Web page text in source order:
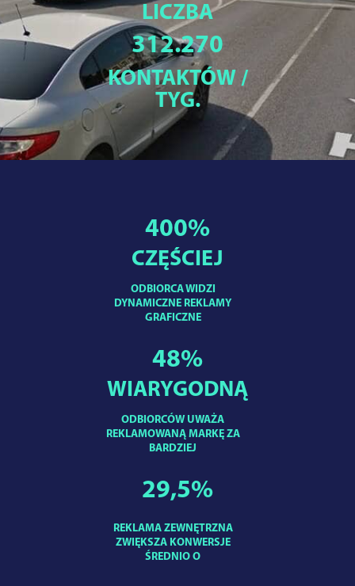
LICZBA
312.270
KONTAKTÓW /
TYG.
ODBIORCA WIDZI
DYNAMICZNE REKLAMY
GRAFICZNE
400%
CZĘŚCIEJ
ODBIORCÓW UWAŻA
REKLAMOWANĄ MARKĘ ZA
BARDZIEJ
48%
WIARYGODNĄ
REKLAMA ZEWNĘTRZNA
ZWIĘKSZA KONWERSJE
ŚREDNIO O
29,5%